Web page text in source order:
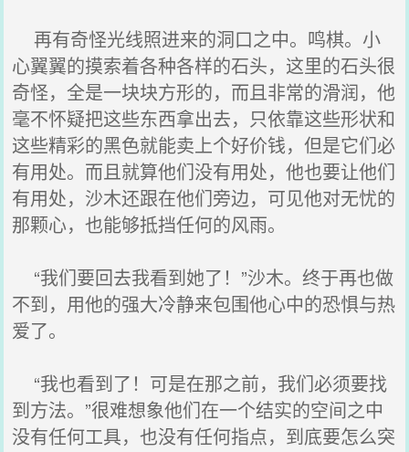
再有奇怪光线照进来的洞口之中。鸣棋。小
心翼翼的摸索着各种各样的石头，这里的石头很
奇怪，全是一块块方形的，而且非常的滑润，他
毫不怀疑把这些东西拿出去，只依靠这些形状和
这些精彩的黑色就能卖上个好价钱，但是它们必
有用处。而且就算他们没有用处，他也要让他们
有用处，沙木还跟在他们旁边，可见他对无忧的
那颗心，也能够抵挡任何的风雨。
“我们要回去我看到她了！”沙木。终于再也做
不到，用他的强大冷静来包围他心中的恐惧与热
爱了。
“我也看到了！可是在那之前，我们必须要找
到方法。”很难想象他们在一个结实的空间之中
没有任何工具，也没有任何指点，到底要怎么突